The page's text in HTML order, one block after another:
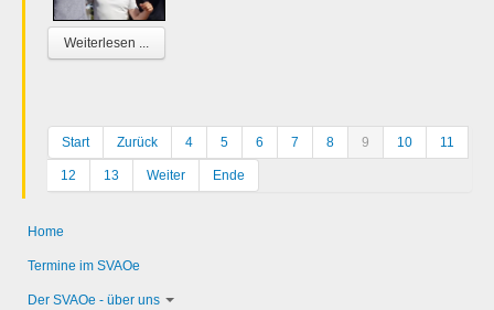
Weiterlesen ...
Start Zurück 4 5 6 7 8 9 10 11
12 13 Weiter Ende
Home
Termine im SVAOe
Der SVAOe - über uns